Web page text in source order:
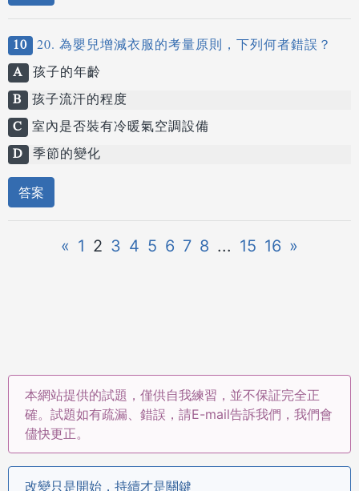
10 20. 為嬰兒增減衣服的考量原則，下列何者錯誤？
A 孩子的年齡
B 孩子流汗的程度
C 室內是否裝有冷暖氣空調設備
D 季節的變化
答案
« 1 2 3 4 5 6 7 8 ... 15 16 »
本網站提供的試題，僅供自我練習，並不保証完全正
確。試題如有疏漏、錯誤，請E-mail告訴我們，我們會
儘快更正。
改變只是開始，持續才是關鍵